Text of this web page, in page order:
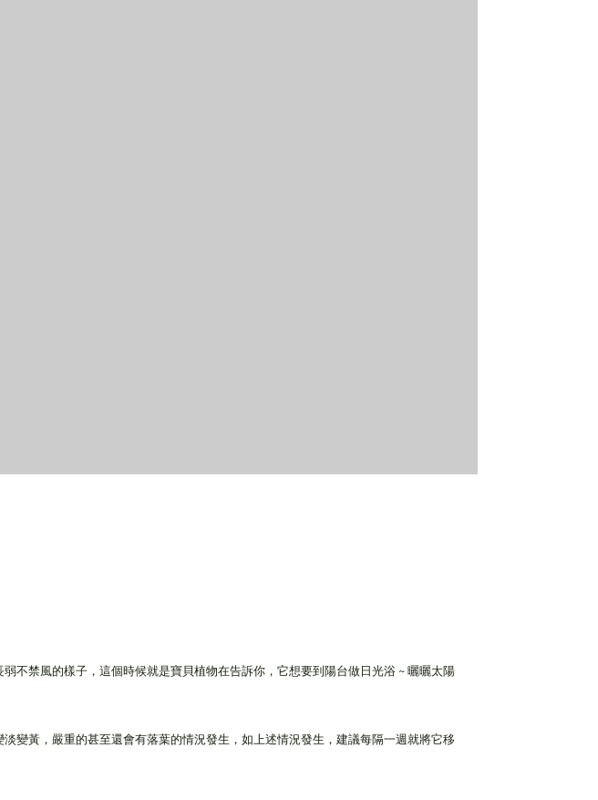
不禁風的樣子，這個時候就是寶貝植物在告訴你，它想要到陽台做日光浴 ~ 曬曬太陽
變黃，嚴重的甚至還會有落葉的情況發生，如上述情況發生，建議每隔一週就將它移